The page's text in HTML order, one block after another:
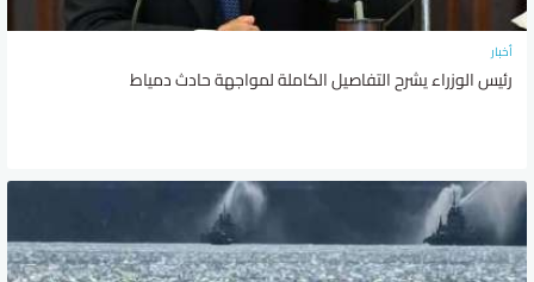
أخبار
رئيس الوزراء يشرح التفاصيل الكاملة لمواجهة حادث دمياط